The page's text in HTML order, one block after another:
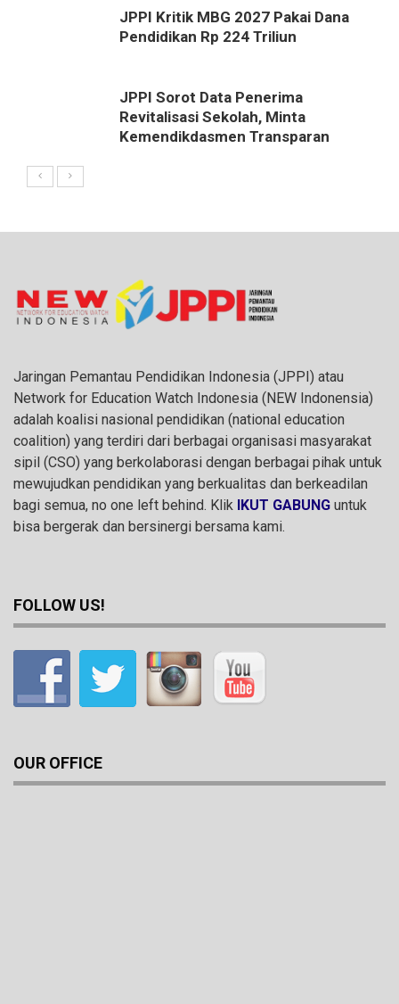
JPPI Kritik MBG 2027 Pakai Dana
Pendidikan Rp 224 Triliun
JPPI Sorot Data Penerima
Revitalisasi Sekolah, Minta
Kemendikdasmen Transparan
Jaringan Pemantau Pendidikan Indonesia (JPPI) atau
Network for Education Watch Indonesia (NEW Indonensia)
adalah koalisi nasional pendidikan (national education
coalition) yang terdiri dari berbagai organisasi masyarakat
sipil (CSO) yang berkolaborasi dengan berbagai pihak untuk
mewujudkan pendidikan yang berkualitas dan berkeadilan
bagi semua, no one left behind. Klik IKUT GABUNG untuk
bisa bergerak dan bersinergi bersama kami.
FOLLOW US!
OUR OFFICE